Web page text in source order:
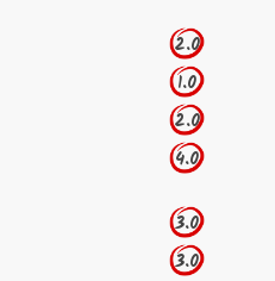
2.0
1.0
2.0
4.0
3.0
3.0